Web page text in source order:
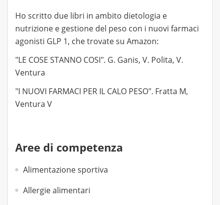
Ho scritto due libri in ambito dietologia e
nutrizione e gestione del peso con i nuovi farmaci
agonisti GLP 1, che trovate su Amazon:
"LE COSE STANNO COSI". G. Ganis, V. Polita, V.
Ventura
"I NUOVI FARMACI PER IL CALO PESO". Fratta M,
Ventura V
Aree di competenza
Alimentazione sportiva
Allergie alimentari